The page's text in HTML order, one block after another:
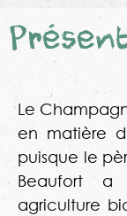
Le
en matière
puisque le
Beaufort a
agriculture